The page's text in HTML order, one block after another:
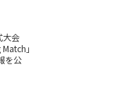
大会
」
を公